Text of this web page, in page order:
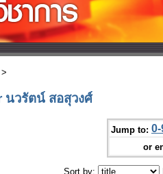
>
วรัตน์ สอสุวงศ์
Jump to: 0-
or
Sort by: